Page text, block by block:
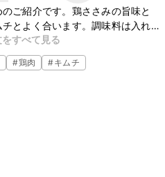
ご紹介です。鶏ささみの旨味と
とよく合います。調味料は入れず
けができますので、ぜひお試しく
すべて見る
#鶏肉 #キムチ